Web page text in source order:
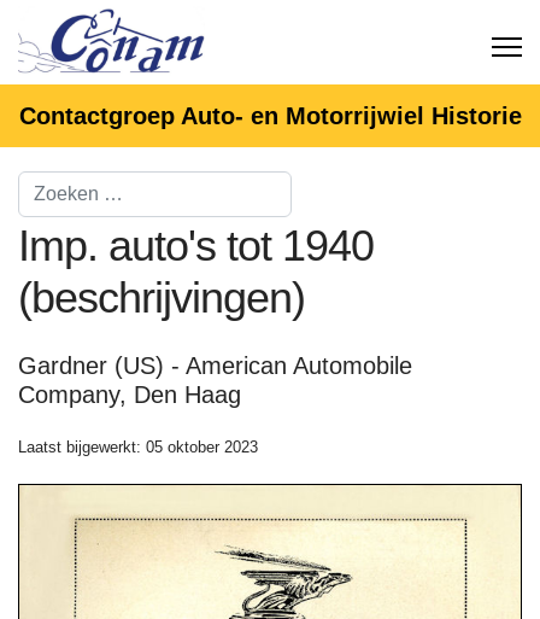
Contactgroep Auto- en Motorrijwiel Historie
Imp. auto's tot 1940
(beschrijvingen)
Gardner (US) - American Automobile
Company, Den Haag
Laatst bijgewerkt: 05 oktober 2023